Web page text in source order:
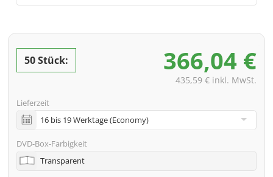
inkl. PREMIUM Datencheck (Überprüfung der Daten ink.
Screenproof bzw. PDF-Ansichtsdatei vorab zur
inkl. Glasmaster (bei Pressung) & Versand an eine
Adresse
Viele weitere Möglichkeiten wie 2. Lieferadressen,
Neutraler Versand usw. gern auf Anfrage
50 Stück: 366,04 €
435,59 € inkl. MwSt.
Lieferzeit
DVD-Box-Farbigkeit
Transparent